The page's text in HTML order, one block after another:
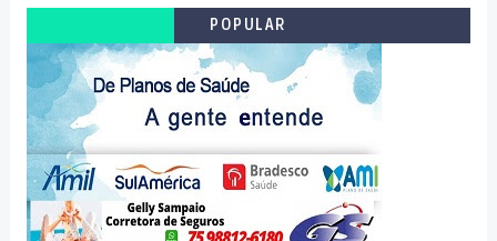
POPULAR